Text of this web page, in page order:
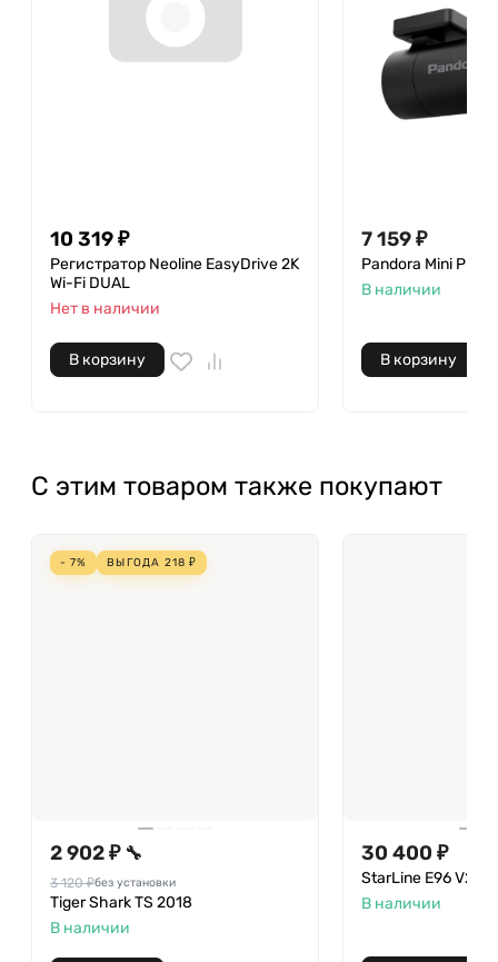
10 319 ₽
Регистратор Neoline EasyDrive 2K
Wi-Fi DUAL
Нет в наличии
В корзину
7 159 ₽
Pandora Mini Pro
В наличии
В корзину
С этим товаром также покупают
- 7% ВЫГОДА 218 ₽
2 902 ₽ 🔧
3 120 ₽без установки
Tiger Shark TS 2018
В наличии
30 400 ₽
StarLine E96 V2
В наличии